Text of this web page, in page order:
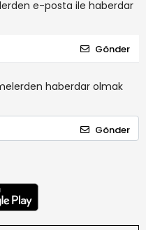
e-posta ile haberdar
Gönder
haberdar olmak
Gönder